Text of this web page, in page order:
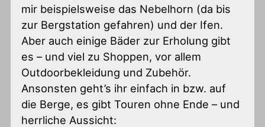
mir beispielsweise das Nebelhorn (da bis
zur Bergstation gefahren) und der Ifen.
Aber auch einige Bäder zur Erholung gibt
es – und viel zu Shoppen, vor allem
Outdoorbekleidung und Zubehör.
Ansonsten geht’s ihr einfach in bzw. auf
die Berge, es gibt Touren ohne Ende – und
herrliche Aussicht: